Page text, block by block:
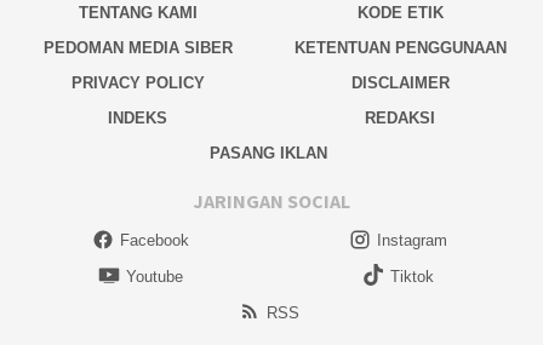
TENTANG KAMI
KODE ETIK
PEDOMAN MEDIA SIBER
KETENTUAN PENGGUNAAN
PRIVACY POLICY
DISCLAIMER
INDEKS
REDAKSI
PASANG IKLAN
JARINGAN SOCIAL
Facebook
Instagram
Youtube
Tiktok
RSS